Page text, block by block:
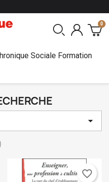
Sociale Formation

favorite_border